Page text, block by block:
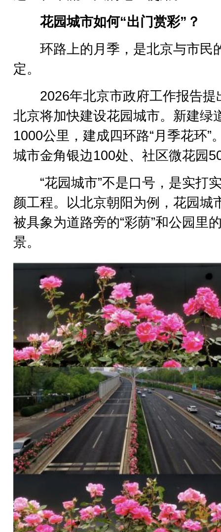
花园城市如何“出门赏彩”？
环路上的月季，是北京与市民
定。
2026年北京市政府工作报告提
北京将加快建设花园城市。新建绿
1000公里，建成四环路“月季花环”
城市金角银边100处、社区微花园
“花园城市”不是口号，是实打
颜工程。以北京朝阳为例，花园城
被具象为道路旁的“彩荫”和公园里
景。